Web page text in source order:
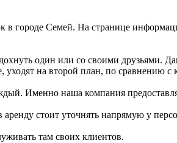
городе Семей. На странице
один или со своими друзьями.
уходят на второй план, по сравнению
Именно наша компания
стоит уточнять напрямую у
там своих клиентов.